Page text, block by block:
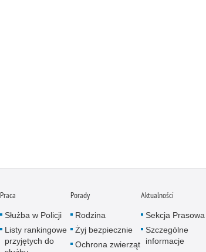
Praca
Służba w Policji
Listy rankingowe
przyjętych do
Porady
Rodzina
Żyj bezpiecznie
Ochrona zwierząt
Aktualności
Sekcja Prasowa
Szczególne
informacje